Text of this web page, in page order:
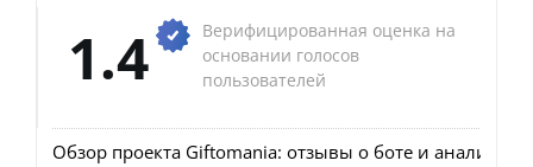
1.4
Верифицированная оценка на
основании голосов
пользователей
Обзор проекта Giftomania: отзывы о боте и анализ